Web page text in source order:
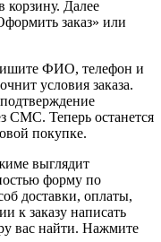
корзину. Далее
заказ» или
ФИО, телефон и
условия заказа.
СМС. Теперь останется
покупке.
выглядит
форму по
доставки, оплаты,
к заказу написать
вас найти. Нажмите